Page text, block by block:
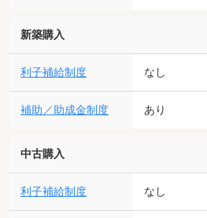
新築購入
利子補給制度 なし
補助／助成金制度 あり
中古購入
利子補給制度 なし